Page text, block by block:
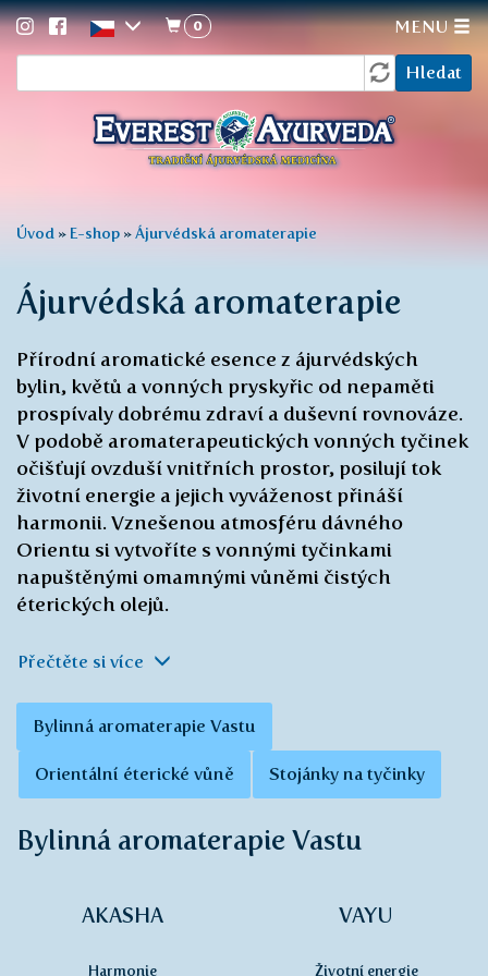
Hledat
0 MENU
Jste
Úvod » E-shop »Ájurvédská aromaterapie
Ájurvédská aromaterapie
Přírodní aromatické esence z ájurvédských
bylin, květů a vonných pryskyřic od nepaměti
prospívaly dobrému zdraví a duševní rovnováze.
V podobě aromaterapeutických vonných tyčinek
očišťují ovzduší vnitřních prostor, posilují tok
životní energie a jejich vyváženost přináší
harmonii. Vznešenou atmosféru dávného
Orientu si vytvoříte s vonnými tyčinkami
napuštěnými omamnými vůněmi čistých
éterických olejů.
Přečtěte si více
Bylinná aromaterapie Vastu
Orientální éterické vůně Stojánky na tyčinky
Bylinná aromaterapie Vastu
AKASHA
Harmonie
VAYU
Životní energie